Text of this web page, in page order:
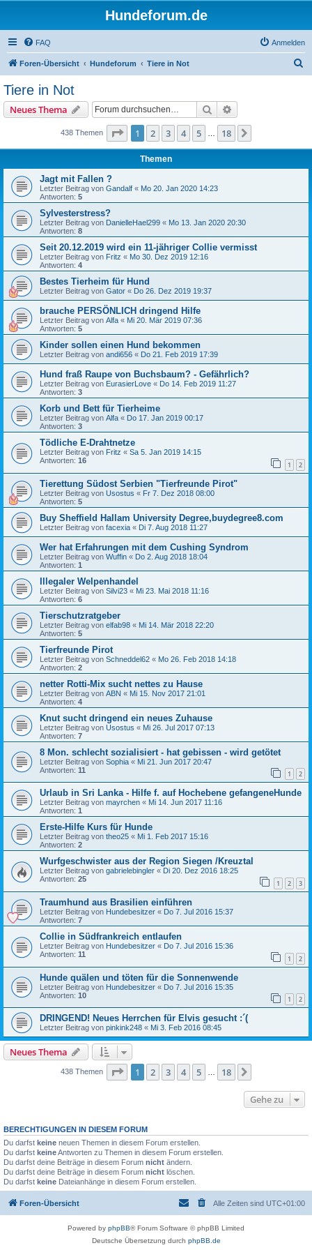
Hundeforum.de
FAQ Anmelden
Foren-Übersicht Hundeforum Tiere in Not
Tiere in Not
Neues Thema Suche
438 Themen Seite 1von 18
1 2 3 4 5 18
Themen
Jagt mit Fallen ?
Letzter Beitrag von Gandalf « Mo 20. Jan 2020 14:23
Antworten: 5
Sylvesterstress?
Letzter Beitrag von DanielleHael299 « Mo 13. Jan 2020 20:30
Antworten: 8
Seit 20.12.2019 wird ein 11-jähriger Collie vermisst
Letzter Beitrag von Fritz « Mo 30. Dez 2019 12:16
Antworten: 4
Bestes Tierheim für Hund
Letzter Beitrag von Gator « Do 26. Dez 2019 19:37
brauche PERSÖNLICH dringend Hilfe
Letzter Beitrag von Alfa « Mi 20. Mär 2019 07:36
Antworten: 5
Kinder sollen einen Hund bekommen
Letzter Beitrag von andi656 « Do 21. Feb 2019 17:39
Hund fraß Raupe von Buchsbaum? - Gefährlich?
Letzter Beitrag von EurasierLove « Do 14. Feb 2019 11:27
Antworten: 3
Korb und Bett für Tierheime
Letzter Beitrag von Alfa « Do 17. Jan 2019 00:17
Antworten: 3
Tödliche E-Drahtnetze
Letzter Beitrag von Fritz « Sa 5. Jan 2019 14:15
Antworten: 16 1 2
Tierettung Südost Serbien "Tierfreunde Pirot"
Letzter Beitrag von Usostus « Fr 7. Dez 2018 08:00
Antworten: 5
Buy Sheffield Hallam University Degree,buydegree8.com
Letzter Beitrag von facexia « Di 7. Aug 2018 11:27
Wer hat Erfahrungen mit dem Cushing Syndrom
Letzter Beitrag von Wuffin « Do 2. Aug 2018 18:04
Antworten: 1
Illegaler Welpenhandel
Letzter Beitrag von Silvi23 « Mi 23. Mai 2018 11:16
Antworten: 6
Tierschutzratgeber
Letzter Beitrag von elfab98 « Mi 14. Mär 2018 22:20
Antworten: 5
Tierfreunde Pirot
Letzter Beitrag von Schneddel62 « Mo 26. Feb 2018 14:18
Antworten: 2
netter Rotti-Mix sucht nettes zu Hause
Letzter Beitrag von ABN « Mi 15. Nov 2017 21:01
Antworten: 4
Knut sucht dringend ein neues Zuhause
Letzter Beitrag von Usostus « Mi 26. Jul 2017 07:13
Antworten: 7
8 Mon. schlecht sozialisiert - hat gebissen - wird getötet
Letzter Beitrag von Sophia « Mi 21. Jun 2017 20:47
Antworten: 11 1 2
Urlaub in Sri Lanka - Hilfe f. auf Hochebene gefangeneHunde
Letzter Beitrag von mayrchen « Mi 14. Jun 2017 11:16
Antworten: 1
Erste-Hilfe Kurs für Hunde
Letzter Beitrag von theo25 « Mi 1. Feb 2017 15:16
Antworten: 2
Wurfgeschwister aus der Region Siegen /Kreuztal
Letzter Beitrag von gabrielebingler « Di 20. Dez 2016 18:25
Antworten: 25 1 2 3
Traumhund aus Brasilien einführen
Letzter Beitrag von Hundebesitzer « Do 7. Jul 2016 15:37
Antworten: 7
Collie in Südfrankreich entlaufen
Letzter Beitrag von Hundebesitzer « Do 7. Jul 2016 15:36
Antworten: 11 1 2
Hunde quälen und töten für die Sonnenwende
Letzter Beitrag von Hundebesitzer « Do 7. Jul 2016 15:35
Antworten: 10 1 2
DRINGEND! Neues Herrchen für Elvis gesucht :´(
Letzter Beitrag von pinkink248 « Mi 3. Feb 2016 08:45
Neues Thema
438 Themen Seite 1von 18
1 2 3 4 5 18
Gehe zu
BERECHTIGUNGEN IN DIESEM FORUM
Du darfst keine neuen Themen in diesem Forum erstellen.
Du darfst keineAntworten zu Themen in diesem Forum erstellen.
Du darfst deine Beiträge in diesem Forum nicht ändern.
Du darfst deine Beiträge in diesem Forum nicht löschen.
Du darfst keine Dateianhänge in diesem Forum erstellen.
Foren-Übersicht Alle Zeiten sind UTC+01:00
Powered by phpBB® Forum Software © phpBB Limited
Deutsche Übersetzung durch phpBB.de